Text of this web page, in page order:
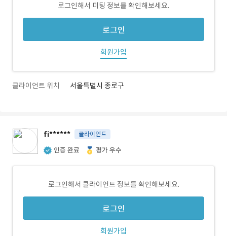
로그인해서 미팅 정보를 확인해보세요.
로그인
회원가입
클라이언트 위치 서울특별시 종로구
fi****** 클라이언트
인증 완료 평가 우수
로그인해서 클라이언트 정보를 확인해보세요.
로그인
회원가입